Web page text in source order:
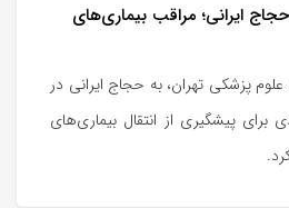
ایرانی؛ مراقب بیماری‌های
پزشکی تهران، به حجاج ایرانی در
برای پیشگیری از انتقال بیماری‌های